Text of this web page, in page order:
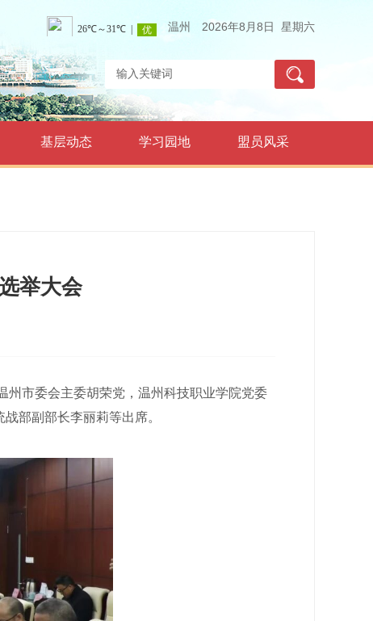
温州 2026年8月8日 星期六
基层动态 学习园地 盟员风采
举大会
市委会主委胡荣党，温州科技职业学院党委
部副部长李丽莉等出席。